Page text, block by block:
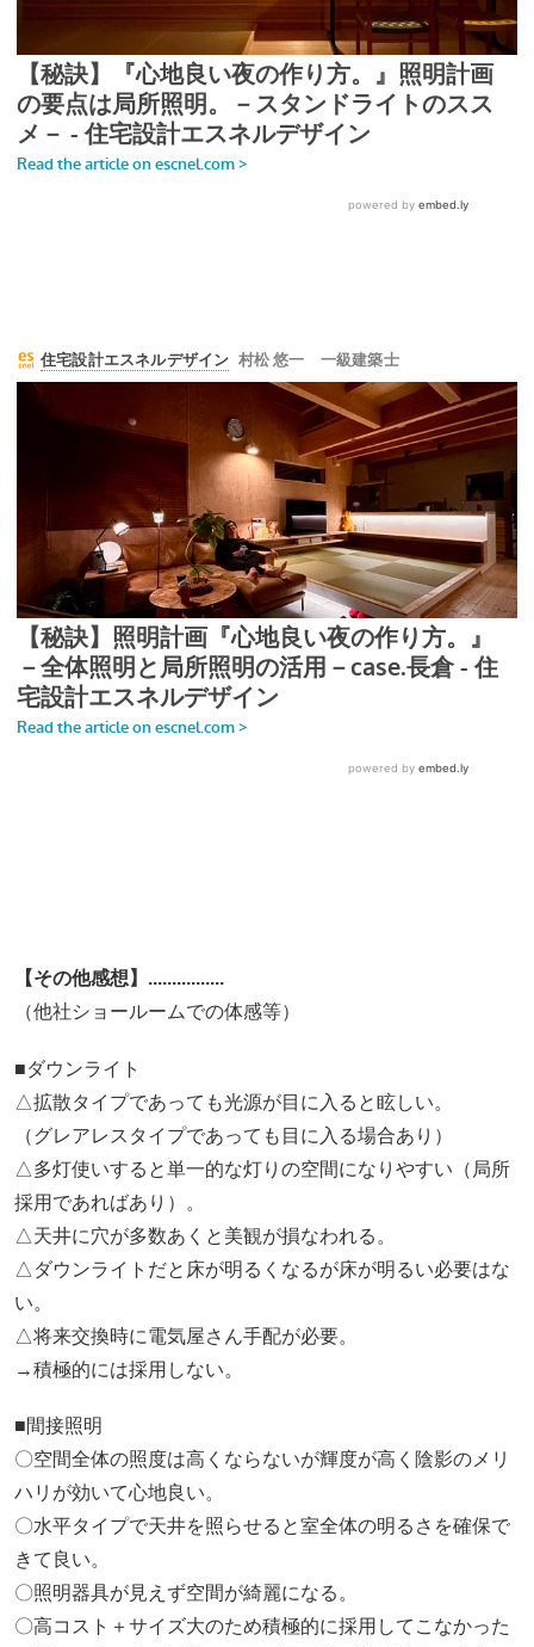
【その他感想】................
（他社ショールームでの体感等）
■ダウンライト
△拡散タイプであっても光源が目に入ると眩しい。
（グレアレスタイプであっても目に入る場合あり）
△多灯使いすると単一的な灯りの空間になりやすい（局所
採用であればあり）。
△天井に穴が多数あくと美観が損なわれる。
△ダウンライトだと床が明るくなるが床が明るい必要はな
い。
△将来交換時に電気屋さん手配が必要。
→積極的には採用しない。
■間接照明
〇空間全体の照度は高くならないが輝度が高く陰影のメリ
ハリが効いて心地良い。
〇水平タイプで天井を照らせると室全体の明るさを確保で
きて良い。
〇照明器具が見えず空間が綺麗になる。
〇高コスト＋サイズ大のため積極的に採用してこなかった